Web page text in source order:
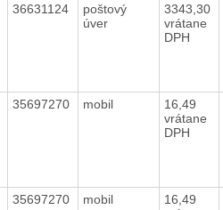
36631124
poštový
úver
3343,30
vrátane
DPH
35697270 mobil
16,49
vrátane
DPH
35697270 mobil
16,49